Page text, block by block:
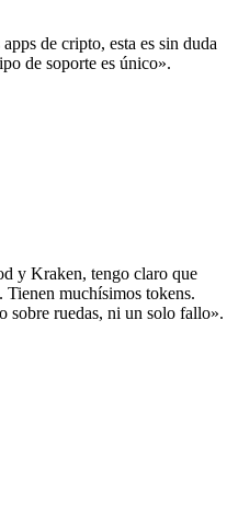
de cripto, esta es sin duda
de soporte es único».
y Kraken, tengo claro que
muchísimos tokens.
sobre ruedas, ni un solo fallo».